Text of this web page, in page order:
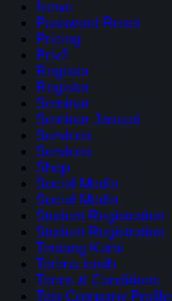
News
Password Reset
Pricing
Priv2
Register
Register
Seminar
Seminar Januari
Services
Services
Shop
Social Media
Social Media
Student Registration
Student Registration
Tentang Kami
Terima kasih
Terms & Conditions
Test Company Profile